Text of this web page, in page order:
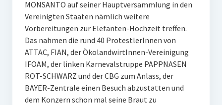
MONSANTO auf seiner Hauptversammlung in den
Vereinigten Staaten nämlich weitere
Vorbereitungen zur Elefanten-Hochzeit treffen.
Das nahmen die rund 40 ProtestlerInnen von
ATTAC, FIAN, der ÖkolandwirtInnen-Vereinigung
IFOAM, der linken Karnevalstruppe PAPPNASEN
ROT-SCHWARZ und der CBG zum Anlass, der
BAYER-Zentrale einen Besuch abzustatten und
dem Konzern schon mal seine Braut zu